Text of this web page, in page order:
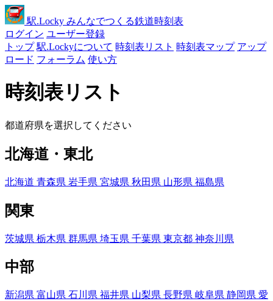
駅.Locky みんなでつくる鉄道時刻表
ログイン ユーザー登録
トップ 駅.Lockyについて 時刻表リスト 時刻表マップ アップ
ロード フォーラム 使い方
時刻表リスト
都道府県を選択してください
北海道・東北
北海道 青森県 岩手県 宮城県 秋田県 山形県 福島県
関東
茨城県 栃木県 群馬県 埼玉県 千葉県 東京都 神奈川県
中部
新潟県 富山県 石川県 福井県 山梨県 長野県 岐阜県 静岡県 愛